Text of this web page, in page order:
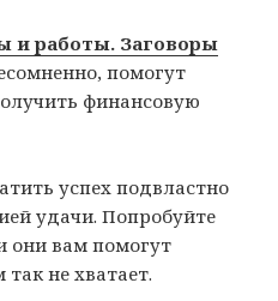
и работы. Заговоры
помогут
финансовую
успех подвластно
удачи. Попробуйте
они вам помогут
так не хватает.